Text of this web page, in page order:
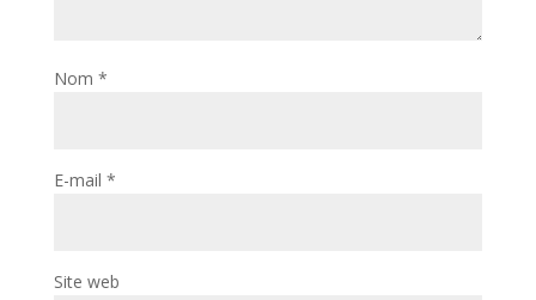
Nom *
E-mail *
Site web